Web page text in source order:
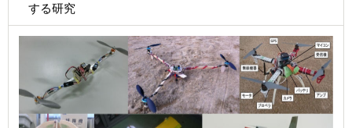
する研究